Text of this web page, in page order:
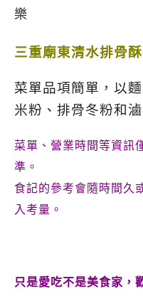
三重廟東清水排骨
菜單品項簡單，以
米粉、排骨冬粉和
菜單、營業時間等資訊
準。
食記的參考會隨時間久
入考量。
只是愛吃不是美食家，